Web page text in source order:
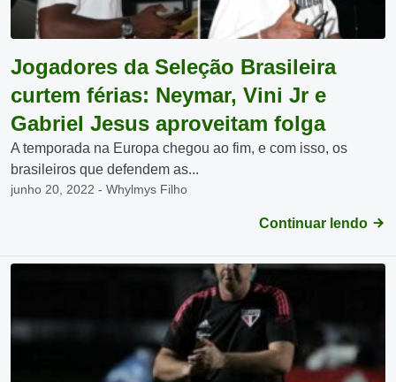
Jogadores da Seleção Brasileira
curtem férias: Neymar, Vini Jr e
Gabriel Jesus aproveitam folga
A temporada na Europa chegou ao fim, e com isso, os
brasileiros que defendem as...
junho 20, 2022 - Whylmys Filho
Continuar lendo